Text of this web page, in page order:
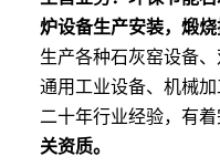
炉设备生产安装，煅
生产各种石灰窑设备
通用工业设备、机械
二十年行业经验，有
关资质。